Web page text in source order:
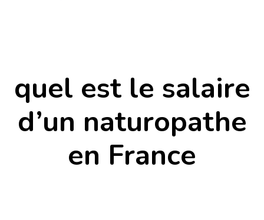
quel est le salaire
d’un naturopathe
en France